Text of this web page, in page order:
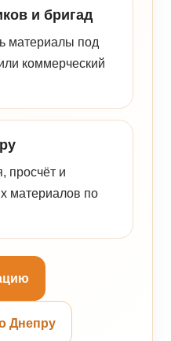
и бригад
материалы под
коммерческий
просчёт и
материалов по
Днепру